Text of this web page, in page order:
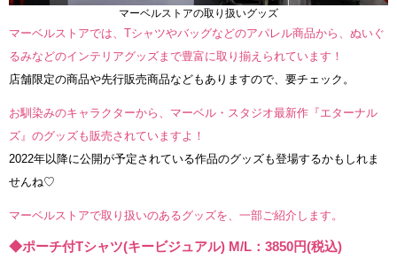
マーベルストアの取り扱いグッズ
マーベルストアでは、Tシャツやバッグなどのアパレル商品から、ぬいぐ
るみなどのインテリアグッズまで豊富に取り揃えられています！
店舗限定の商品や先行販売商品などもありますので、要チェック。
お馴染みのキャラクターから、マーベル・スタジオ最新作『エターナル
ズ』のグッズも販売されていますよ！
2022年以降に公開が予定されている作品のグッズも登場するかもしれま
せんね♡
マーベルストアで取り扱いのあるグッズを、一部ご紹介します。
◆ポーチ付Tシャツ(キービジュアル) M/L：3850円(税込)